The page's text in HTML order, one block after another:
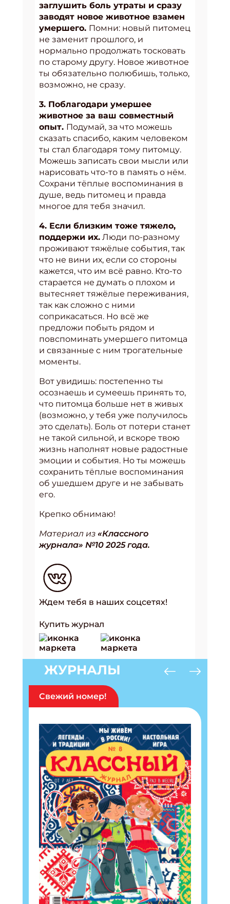
заглушить боль утраты и сразу
заводят новое животное взамен
умершего. Помни: новый питомец
не заменит прошлого, и
нормально продолжать тосковать
по старому другу. Новое животное
ты обязательно полюбишь, только,
возможно, не сразу.
3. Поблагодари умершее
животное за ваш совместный
опыт. Подумай, за что можешь
сказать спасибо, каким человеком
ты стал благодаря тому питомцу.
Можешь записать свои мысли или
нарисовать что-то в память о нём.
Сохрани тёплые воспоминания в
душе, ведь питомец и правда
многое для тебя значил.
4. Если близким тоже тяжело,
поддержи их. Люди по-разному
проживают тяжёлые события, так
что не вини их, если со стороны
кажется, что им всё равно. Кто-то
старается не думать о плохом и
вытесняет тяжёлые переживания,
так как сложно с ними
соприкасаться. Но всё же
предложи побыть рядом и
повспоминать умершего питомца
и связанные с ним трогательные
моменты.
Вот увидишь: постепенно ты
осознаешь и сумеешь принять то,
что питомца больше нет в живых
(возможно, у тебя уже получилось
это сделать). Боль от потери станет
не такой сильной, и вскоре твою
жизнь наполнят новые радостные
эмоции и события. Но ты можешь
сохранить тёплые воспоминания
об ушедшем друге и не забывать
его.
Крепко обнимаю!
Материал из «Классного
журнала» №10 2025 года.
Ждем тебя в наших соцсетях!
Купить журнал
ЖУРНАЛЫ
Свежий номер!